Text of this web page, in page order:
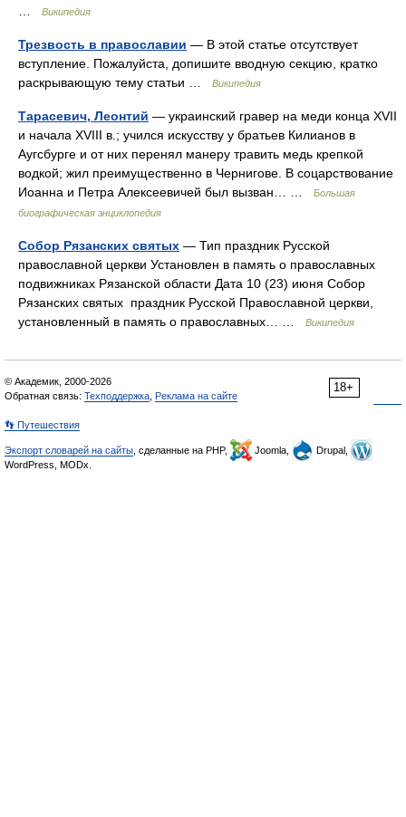
Википедия
Трезвость в православии — В этой статье отсутствует
вступление. Пожалуйста, допишите вводную секцию, кратко
раскрывающую тему статьи …
Википедия
Тарасевич, Леонтий — украинский гравер на меди конца XVII
и начала ХVIII в.; учился искусству у братьев Килианов в
Аугсбурге и от них перенял манеру травить медь крепкой
водкой; жил преимущественно в Чернигове. В соцарствование
Иоанна и Петра Алексеевичей был вызван… …
Большая
биографическая энциклопедия
Собор Рязанских святых — Тип праздник Русской
православной церкви Установлен в память о православных
подвижниках Рязанской области Дата 10 (23) июня Собор
Рязанских святых праздник Русской Православной церкви,
установленный в память о православных… …
Википедия
18+
© Академик, 2000-2026
Обратная связь: Техподдержка Реклама на сайте
👣 Путешествия
Экспорт словарей на сайты , сделанные на PHP, Joomla,
Drupal,
WordPress, MODx.